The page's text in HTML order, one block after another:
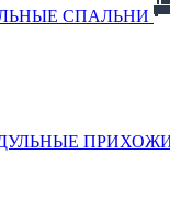
СПАЛЬНИ